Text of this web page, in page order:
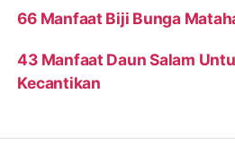
66 Manfaat Biji Bunga
43 Manfaat Daun Salam
Kecantikan